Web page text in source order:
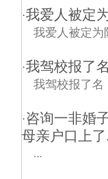
·我爱人被定
我爱人被定为
·我驾校报了
我驾校报了名
·咨询一非婚
母亲户口上
...